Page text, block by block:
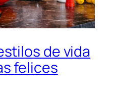
de vida
felices